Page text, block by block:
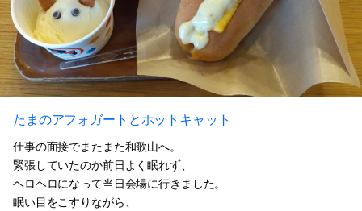
たまのアフォガートとホットキャット
仕事の面接でまたまた和歌山へ。
緊張していたのか前日よく眠れず、
ヘロヘロになって当日会場に行きました。
眠い目をこすりながら、